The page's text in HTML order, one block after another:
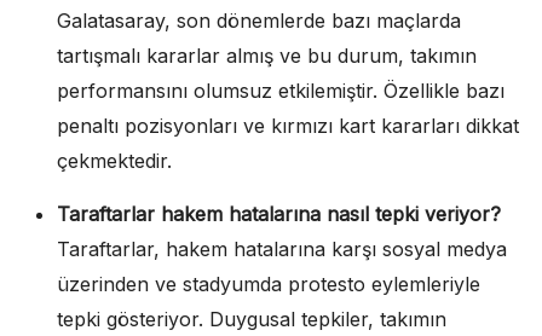
Galatasaray, son dönemlerde bazı maçlarda
tartışmalı kararlar almış ve bu durum, takımın
performansını olumsuz etkilemiştir. Özellikle bazı
penaltı pozisyonları ve kırmızı kart kararları dikkat
çekmektedir.
Taraftarlar hakem hatalarına nasıl tepki veriyor?
Taraftarlar, hakem hatalarına karşı sosyal medya
üzerinden ve stadyumda protesto eylemleriyle
tepki gösteriyor. Duygusal tepkiler, takımın